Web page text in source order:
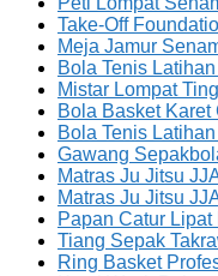
Take-Off
Meja Jamur
Bola Tenis
Mistar Lompat
Bola Basket Karet
Bola Tenis
Gawang
Matras Ju Jitsu
Matras Ju Jitsu
Papan Catur
Tiang Sepak
Ring Basket